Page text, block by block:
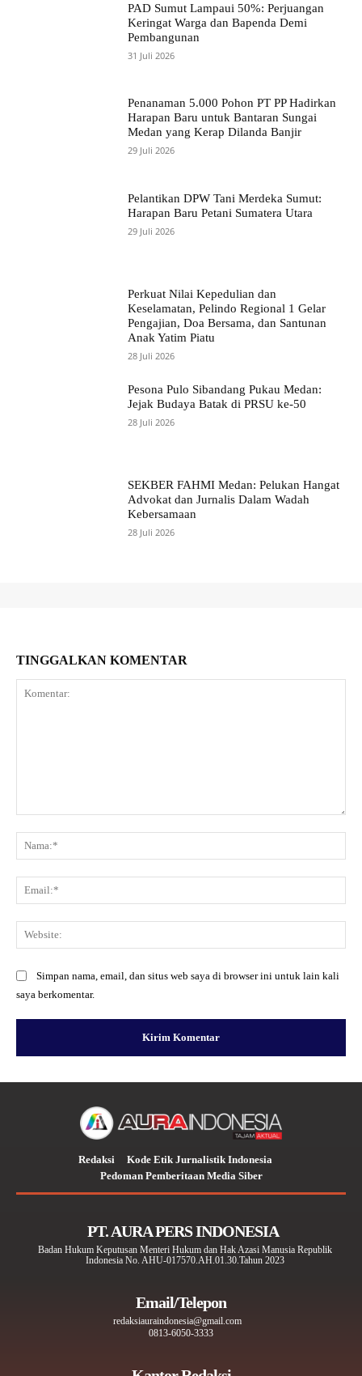
PAD Sumut Lampaui 50%: Perjuangan
Keringat Warga dan Bapenda Demi
Pembangunan
31 Juli 2026
Penanaman 5.000 Pohon PT PP Hadirkan
Harapan Baru untuk Bantaran Sungai
Medan yang Kerap Dilanda Banjir
29 Juli 2026
Pelantikan DPW Tani Merdeka Sumut:
Harapan Baru Petani Sumatera Utara
29 Juli 2026
Perkuat Nilai Kepedulian dan
Keselamatan, Pelindo Regional 1 Gelar
Pengajian, Doa Bersama, dan Santunan
Anak Yatim Piatu
28 Juli 2026
Pesona Pulo Sibandang Pukau Medan:
Jejak Budaya Batak di PRSU ke-50
28 Juli 2026
SEKBER FAHMI Medan: Pelukan Hangat
Advokat dan Jurnalis Dalam Wadah
Kebersamaan
28 Juli 2026
TINGGALKAN KOMENTAR
Simpan nama, email, dan situs web saya di browser ini untuk lain kali
saya berkomentar.
Redaksi
Kode Etik Jurnalistik Indonesia
Pedoman Pemberitaan Media Siber
PT. AURA PERS INDONESIA
Badan Hukum Keputusan Menteri Hukum dan Hak Azasi Manusia Republik
Indonesia No. AHU-017570.AH.01.30.Tahun 2023
Email/Telepon
redaksiauraindonesia@gmail.com
0813-6050-3333